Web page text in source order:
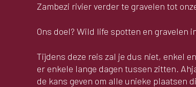
Zambezi rivier verder te gravelen tot
Ons doel? Wild life spotten en gravelen
Tijdens deze reis zal je dus niet, enkel
er enkele lange dagen tussen zitten.
de kans geven om alle unieke plaatsen